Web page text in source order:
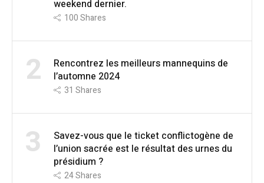
weekend dernier.
100Shares
2
Rencontrez les meilleurs mannequins de
l’automne 2024
31 Shares
3
Savez-vous que le ticket conflictogène de
l’union sacrée est le résultat des urnes du
présidium ?
24Shares